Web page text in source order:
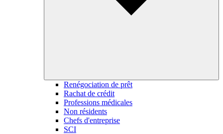
Renégociation de prêt
Rachat de crédit
Professions médicales
Non résidents
Chefs d'entreprise
SCI